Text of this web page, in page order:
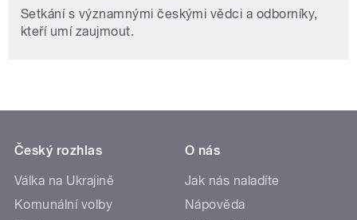
Setkání s významnými českými vědci a odborníky,
kteří umí zaujmout.
Český rozhlas
Válka na Ukrajině
Komunální volby
O nás
Jak nás naladíte
Nápověda